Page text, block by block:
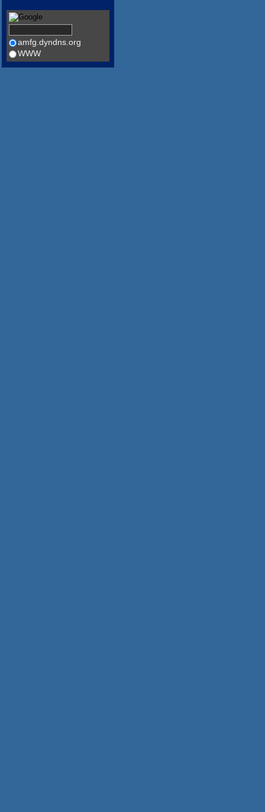
amfg.dyndns.org
WWW